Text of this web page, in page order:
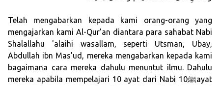
Telah mengabarkan kepada kami orang-orang yang
mengajarkan kami Al-Qur’an diantara para sahabat Nabi
Shalallahu 'alaihi wasallam, seperti Utsman, Ubay,
Abdullah ibn Mas’ud, mereka mengabarkan kepada kami
bagaimana cara mereka dahulu menuntut ilmu. Dahulu
mereka apabila mempelajari 10 ayat dari Nabi ﷺ10ayat